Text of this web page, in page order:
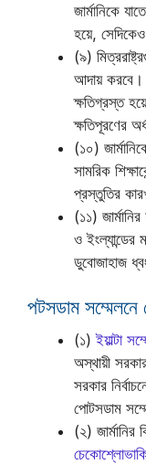
জার্মানিকে
হয়ে,
(৯)
আদায় করবে।
ক্ষতিগ্রস্ত
ক্ষতিপূরণের
(১০)
সামরিক
প্রস্তুতির
(১১)
ও
ডুবোজাহাজ
পটসডাম সম্মেলনে
(১)ইয়াল্টা
অস্থায়ী
সরকার
পোটসডাম
(২) জার্মানির